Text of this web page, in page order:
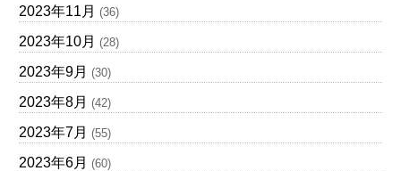
2023年11月 (36)
2023年10月 (28)
2023年9月 (30)
2023年8月 (42)
2023年7月 (55)
2023年6月 (60)